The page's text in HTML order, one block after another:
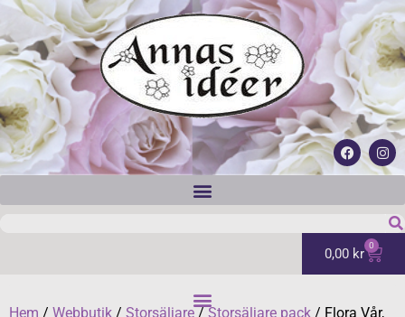
0,00 kr 0
Hem / Webbutik / Storsäljare/Storsäljare pack / Flora Vår,